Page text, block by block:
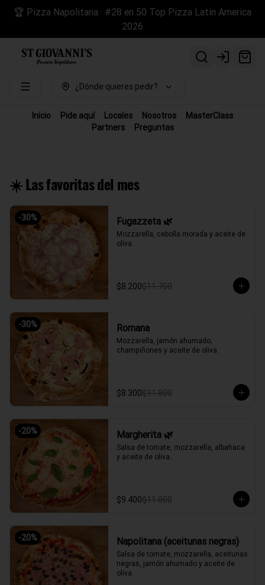
🏆 Pizza Napolitana · #28 en 50 Top Pizza Latin America
2026
Login
¿Dónde quieres pedir?
Inicio Pide aquí Locales Nosotros
MasterClass
Partners
Preguntas
☀️ Las favoritas del mes
-30% Fugazzeta 🌿
Mozzarella, cebolla morada y aceite de
oliva.
$8.200$11.700
-30% Romana
Mozzarella, jamón ahumado,
champiñones y aceite de oliva.
$8.300$11.800
-20% Margherita 🌿
Salsa de tomate, mozzarella, albahaca
y aceite de oliva.
$9.400$11.800
-20% Napolitana (aceitunas negras)
Salsa de tomate, mozzarella, aceitunas
negras, jamón ahumado y aceite de
oliva.